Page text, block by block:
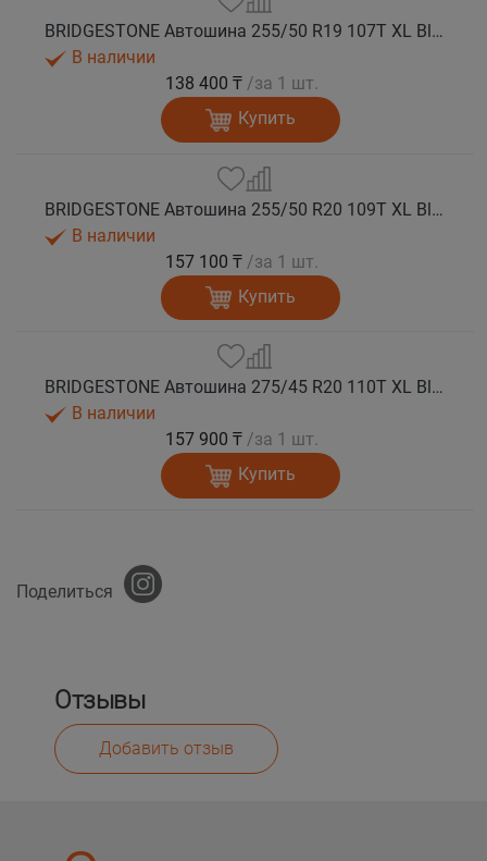
BRIDGESTONE Автошина 255/50 R19 107T XL Blizzak SPIKE 3 шип.
В наличии
138 400 ₸ /за 1 шт.
Купить
BRIDGESTONE Автошина 255/50 R20 109T XL Blizzak SPIKE 3 шип.
В наличии
157 100 ₸ /за 1 шт.
Купить
BRIDGESTONE Автошина 275/45 R20 110T XL Blizzak SPIKE 3 шип.
В наличии
157 900 ₸ /за 1 шт.
Купить
Поделиться
Отзывы
Добавить отзыв